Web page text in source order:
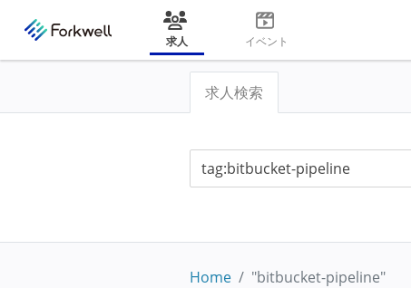
求人 イベント
求人検索
Home "bitbucket-pipeline"